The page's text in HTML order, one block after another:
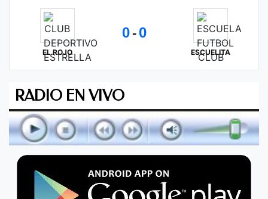
EL ROJO
0- 0
ESCUELITA
RADIO EN VIVO